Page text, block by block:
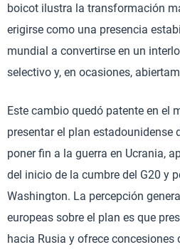
boicot ilustra la transformación
erigirse como una presencia
mundial a convertirse en un
selectivo y, en ocasiones,
Este cambio quedó patente en el
presentar el plan estadounidense
poner fin a la guerra en Ucrania,
del inicio de la cumbre del G20 y
Washington. La percepción
europeas sobre el plan es que
hacia Rusia y ofrece